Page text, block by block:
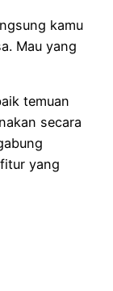
kamu
Mau yang
temuan
secara
yang